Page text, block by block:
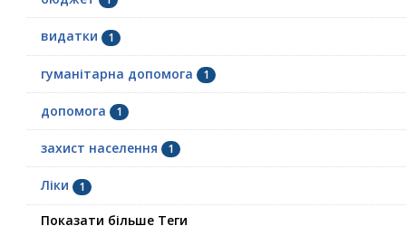
видатки 1
гуманітарна допомога 1
допомога 1
захист населення 1
Ліки 1
Показати більше Теги